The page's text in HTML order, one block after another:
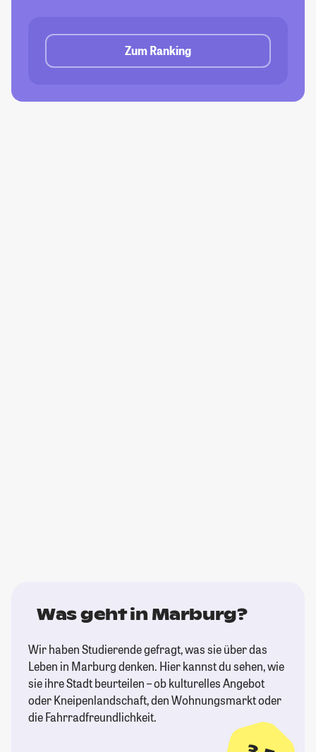
Zum Ranking
Was geht in Marburg?
Wir haben Studierende gefragt, was sie über das
Leben in Marburg denken. Hier kannst du sehen, wie
sie ihre Stadt beurteilen – ob kulturelles Angebot
oder Kneipenlandschaft, den Wohnungsmarkt oder
die Fahrradfreundlichkeit.